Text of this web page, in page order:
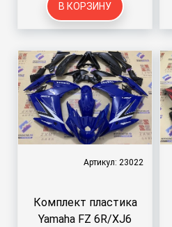
В КОРЗИНУ
Артикул: 23022
Комплект пластика
Yamaha FZ 6R/XJ6